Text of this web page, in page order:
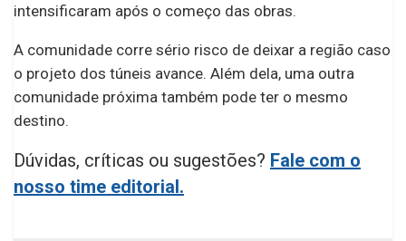
intensificaram após o começo das obras.
A comunidade corre sério risco de deixar a região caso
o projeto dos túneis avance. Além dela, uma outra
comunidade próxima também pode ter o mesmo
destino.
Dúvidas, críticas ou sugestões? Fale com o
nosso time editorial.